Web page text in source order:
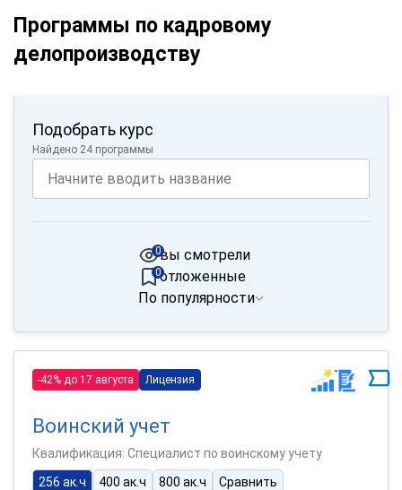
Программы по кадровому
делопроизводству
Подобрать курс
Найдено 24 программы
вы смотрели
0
отложенные
0
По популярности
-42% до 17 августа Лицензия
Воинский учет
Квалификация: Специалист по воинскому учету
256 ак.ч
400 ак.ч 800 ак.ч Сравнить